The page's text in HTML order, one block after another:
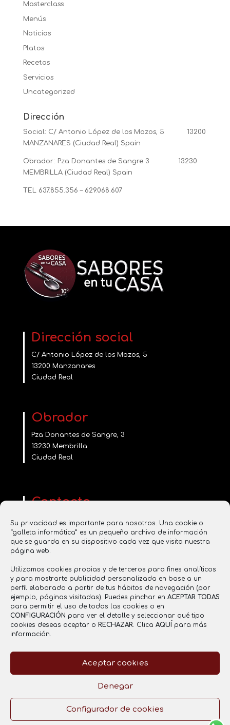
Su privacidad es importante para nosotros. Una cookie o
“galleta informática” es un pequeño archivo de información
que se guarda en su dispositivo cada vez que visita nuestra
página web.
Utilizamos cookies propias y de terceros para fines analíticos
y para mostrarte publicidad personalizada en base a un
perfil elaborado a partir de tus hábitos de navegación (por
ejemplo, páginas visitadas). Puedes pinchar en ACEPTAR TODAS
para permitir el uso de todas las cookies o en
CONFIGURACIÓN para ver el detalle y seleccionar qué tipo
cookies deseas aceptar o RECHAZAR. Clica AQUÍ para más
información.
Aceptar cookies
Denegar
Configurador de cookies
Masterclass
Menús
Noticias
Platos
Recetas
Servicios
Uncategorized
Dirección
Social: C/ Antonio López de los Mozos, 5 13200
MANZANARES (Ciudad Real) Spain
Obrador: Pza Donantes de Sangre 3 13230
MEMBRILLA (Ciudad Real) Spain
TEL 637.855.356 – 629.068.607
Dirección social
C/ Antonio López de los Mozos, 5
13200 Manzanares
Ciudad Real
Obrador
Pza Donantes de Sangre, 3
13230 Membrilla
Ciudad Real
Contacta
www.saboresentucasa.com
saboresentucasa2016@gmail.com
637 855 356
Registro Sanitario
RGSEAA: 26.021121/CR
Aviso legal
Política de Privacidad
Política de cookies